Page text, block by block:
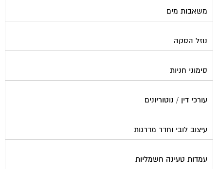
משאבות מים
נוזל הסקה
סימוני חניות
עורכי דין / נוטוריונים
עיצוב לובי וחדר מדרגות
עמדות טעינה חשמליות